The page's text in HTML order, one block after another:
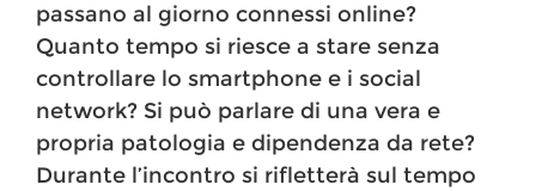
passano al giorno connessi online?
Quanto tempo si riesce a stare senza
controllare lo smartphone e i social
network? Si può parlare di una vera e
propria patologia e dipendenza da rete?
Durante l’incontro si rifletterà sul tempo